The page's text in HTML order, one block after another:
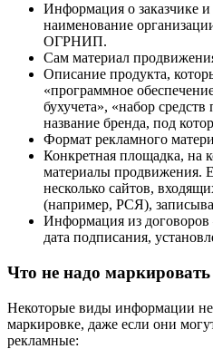
Информация о заказчике и
наименование
ОГРНИП.
Сам материал
Описание продукта,
«программное
бухучета», «набор
название бренда, под
Формат рекламного
Конкретная площадка, на
материалы продвижения.
несколько сайтов,
(например, РСЯ),
Информация из
дата подписания,
Что не надо
Некоторые виды информации не
маркировке, даже если они
рекламные: